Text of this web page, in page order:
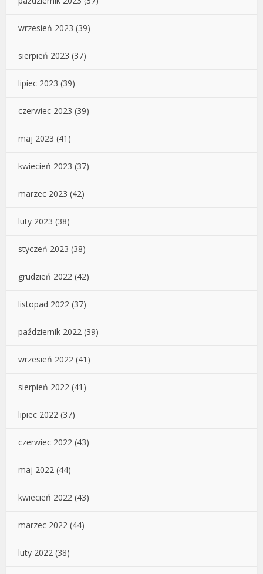
wrzesień 2023 (39)
sierpień 2023 (37)
lipiec 2023 (39)
czerwiec 2023 (39)
maj 2023 (41)
kwiecień 2023 (37)
marzec 2023 (42)
luty 2023 (38)
styczeń 2023 (38)
grudzień 2022 (42)
listopad 2022 (37)
październik 2022 (39)
wrzesień 2022 (41)
sierpień 2022 (41)
lipiec 2022 (37)
czerwiec 2022 (43)
maj 2022 (44)
kwiecień 2022 (43)
marzec 2022 (44)
luty 2022 (38)